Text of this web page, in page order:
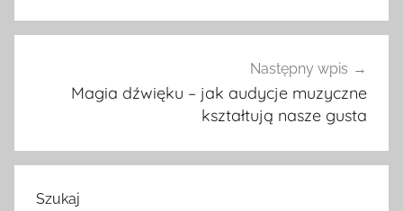
Następny wpis
Magia dźwięku – jak audycje muzyczne
kształtują nasze gusta
Szukaj